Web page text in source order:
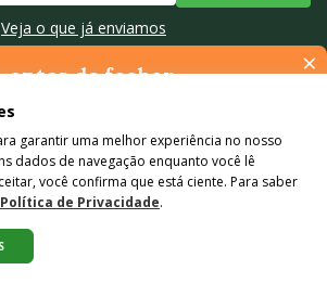
Veja o que já enviamos
garantir uma melhor experiência no nosso
dados de navegação enquanto você lê
você confirma que está ciente. Para saber
Política de Privacidade.
×
antes de fechar…
de manter-se informado(a). Quer ter
especiais? Receba a nossa newsletter.
É de graça :)